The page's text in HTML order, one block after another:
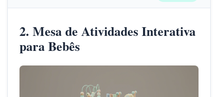
2. Mesa de Atividades Interativa
para Bebês